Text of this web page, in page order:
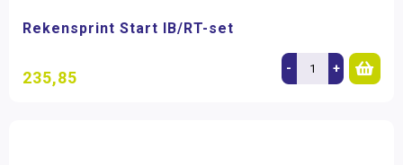
Rekensprint Start IB/RT-set
235,85 - +